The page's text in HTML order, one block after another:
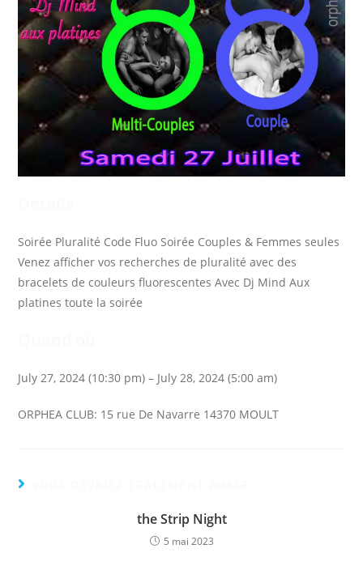
Soirée Pluralité Code Fluo Soirée Couples & Femmes seules
Venez afficher vos recherches de pluralité avec des
bracelets de couleurs fluorescentes Avec Dj Mind Aux
platines toute la soirée
July 27, 2024 (10:30 pm) – July 28, 2024 (5:00 am)
ORPHEA CLUB: 15 rue De Navarre 14370 MOULT
the Strip Night
5 mai 2023